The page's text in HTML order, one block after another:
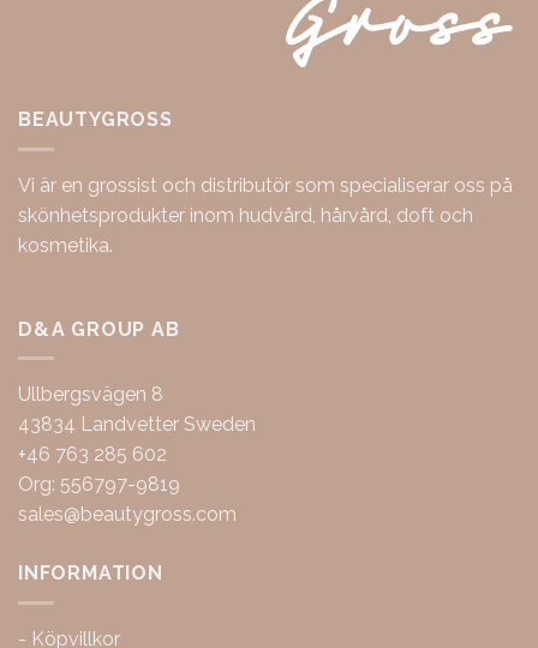
BEAUTYGROSS
Vi är en grossist och distributör som specialiserar oss på
skönhetsprodukter inom hudvård, hårvård, doft och
kosmetika.
D&A GROUP AB
Ullbergsvägen 8
43834 Landvetter Sweden
+46 763 285 602
Org: 556797-9819
sales@beautygross.com
INFORMATION
- Köpvillkor